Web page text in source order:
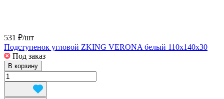
531 ₽/шт
Подступенок угловой ZKING VERONA белый 110х140х30
Под заказ
В корзину